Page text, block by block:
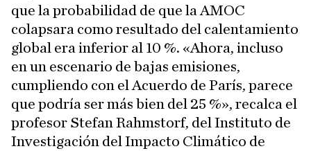
que la probabilidad de que la AMOC
colapsara como resultado del calentamiento
global era inferior al 10 %. «Ahora, incluso
en un escenario de bajas emisiones,
cumpliendo con el Acuerdo de París, parece
que podría ser más bien del 25 %», recalca el
profesor Stefan Rahmstorf, del Instituto de
Investigación del Impacto Climático de